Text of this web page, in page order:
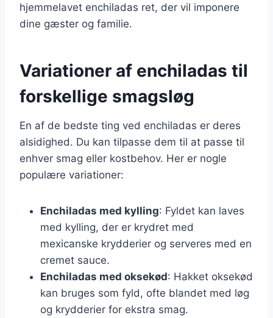
hjemmelavet enchiladas ret, der vil imponere
dine gæster og familie.
Variationer af enchiladas til
forskellige smagsløg
En af de bedste ting ved enchiladas er deres
alsidighed. Du kan tilpasse dem til at passe til
enhver smag eller kostbehov. Her er nogle
populære variationer:
Enchiladas med kylling: Fyldet kan laves
med kylling, der er krydret med
mexicanske krydderier og serveres med en
cremet sauce.
Enchiladas med oksekød: Hakket oksekød
kan bruges som fyld, ofte blandet med løg
og krydderier for ekstra smag.